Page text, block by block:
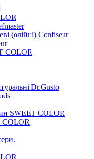
(олійні) Confiseur
COLOR
Dr.Gusto
SWEET COLOR
COLOR